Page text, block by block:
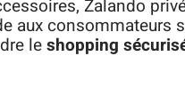
Zalando
aux consommateurs
leshopping